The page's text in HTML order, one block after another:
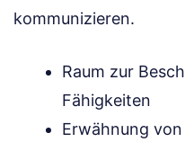
kommunizieren.
Raum zur
Fähigkeiten
Erwähnung